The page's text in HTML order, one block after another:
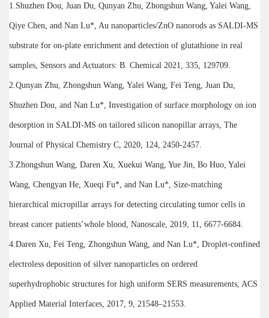
1.Shuzhen Dou, Juan Du, Qunyan Zhu, Zhongshun Wang, Yalei Wang,
Qiye Chen, and Nan Lu*, Au nanoparticles/ZnO nanorods as SALDI-MS
substrate for on-plate enrichment and detection of glutathione in real
samples, Sensors and Actuators: B. Chemical 2021, 335, 129709.
2.Qunyan Zhu, Zhongshun Wang, Yalei Wang, Fei Teng, Juan Du,
Shuzhen Dou, and Nan Lu*, Investigation of surface morphology on ion
desorption in SALDI-MS on tailored silicon nanopillar arrays, The
Journal of Physical Chemistry C, 2020, 124, 2450-2457.
3.Zhongshun Wang, Daren Xu, Xuekui Wang, Yue Jin, Bo Huo, Yalei
Wang, Chengyan He, Xueqi Fu*, and Nan Lu*, Size-matching
hierarchical micropillar arrays for detecting circulating tumor cells in
breast cancer patients’whole blood, Nanoscale, 2019, 11, 6677-6684.
4.Daren Xu, Fei Teng, Zhongshun Wang, and Nan Lu*, Droplet-confined
electroless deposition of silver nanoparticles on ordered
superhydrophobic structures for high uniform SERS measurements, ACS
Applied Material Interfaces, 2017, 9, 21548–21553.